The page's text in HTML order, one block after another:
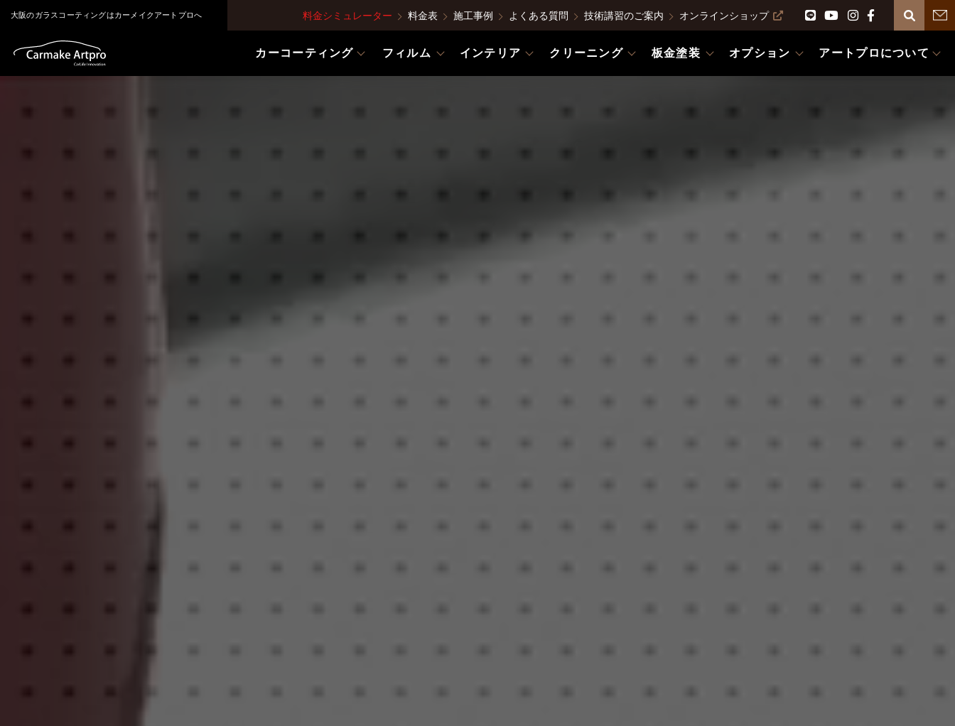
大阪のガラスコーティングはカーメイクアートプロへ 料金シミュレーター 料金表 施工事例 よくある質問 技術講習のご案内 オンラインショップ
カーコーティング フィルム インテリア クリーニング 板金塗装 オプション アートプロについて